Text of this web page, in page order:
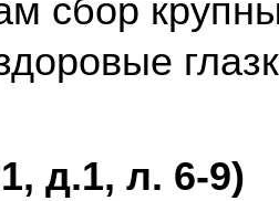
сбор
д.1, л. 6-9)